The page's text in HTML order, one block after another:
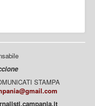
STAMPA